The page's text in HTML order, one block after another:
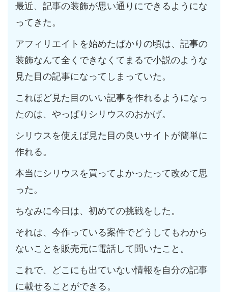
最近、記事の装飾が思い通りにできるようにな
ってきた。
アフィリエイトを始めたばかりの頃は、記事の
装飾なんて全くできなくてまるで小説のような
見た目の記事になってしまっていた。
これほど見た目のいい記事を作れるようになっ
たのは、やっぱりシリウスのおかげ。
シリウスを使えば見た目の良いサイトが簡単に
作れる。
本当にシリウスを買ってよかったって改めて思
った。
ちなみに今日は、初めての挑戦をした。
それは、今作っている案件でどうしてもわから
ないことを販売元に電話して聞いたこと。
これで、どこにも出ていない情報を自分の記事
に載せることができる。